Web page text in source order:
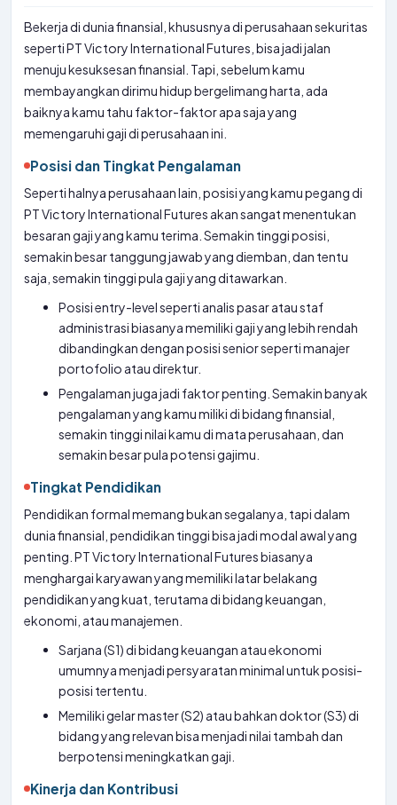
Bekerja di dunia finansial, khususnya di perusahaan sekuritas
seperti PT Victory International Futures, bisa jadi jalan
menuju kesuksesan finansial. Tapi, sebelum kamu
membayangkan dirimu hidup bergelimang harta, ada
baiknya kamu tahu faktor-faktor apa saja yang
memengaruhi gaji di perusahaan ini.
Posisi dan Tingkat Pengalaman
Seperti halnya perusahaan lain, posisi yang kamu pegang di
PT Victory International Futures akan sangat menentukan
besaran gaji yang kamu terima. Semakin tinggi posisi,
semakin besar tanggung jawab yang diemban, dan tentu
saja, semakin tinggi pula gaji yang ditawarkan.
Posisi entry-level seperti analis pasar atau staf
administrasi biasanya memiliki gaji yang lebih rendah
dibandingkan dengan posisi senior seperti manajer
portofolio atau direktur.
Pengalaman juga jadi faktor penting. Semakin banyak
pengalaman yang kamu miliki di bidang finansial,
semakin tinggi nilai kamu di mata perusahaan, dan
semakin besar pula potensi gajimu.
Tingkat Pendidikan
Pendidikan formal memang bukan segalanya, tapi dalam
dunia finansial, pendidikan tinggi bisa jadi modal awal yang
penting. PT Victory International Futures biasanya
menghargai karyawan yang memiliki latar belakang
pendidikan yang kuat, terutama di bidang keuangan,
ekonomi, atau manajemen.
Sarjana (S1) di bidang keuangan atau ekonomi
umumnya menjadi persyaratan minimal untuk posisi-
posisi tertentu.
Memiliki gelar master (S2) atau bahkan doktor (S3) di
bidang yang relevan bisa menjadi nilai tambah dan
berpotensi meningkatkan gaji.
Kinerja dan Kontribusi